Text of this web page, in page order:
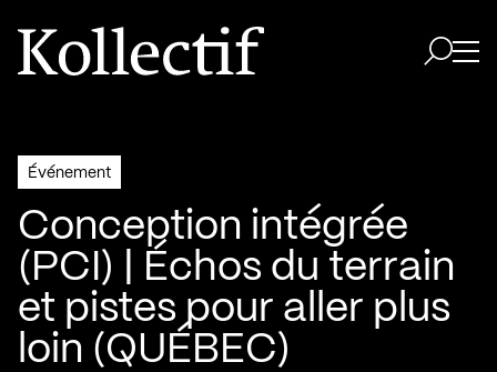
Aller à la page d'accueil
Logo Kollectif
Événement
Conception intégrée
(PCI) | Échos du terrain
et pistes pour aller plus
loin (QUÉBEC)